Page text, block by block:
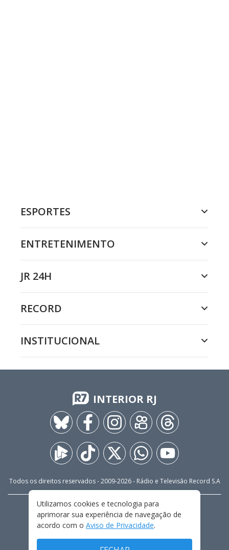
ESPORTES
ENTRETENIMENTO
JR 24H
RECORD
INSTITUCIONAL
INTERIOR RJ
Todos os direitos reservados - 2009-2026- Rádio e Televisão Record S.A
FALE CONOSCO
PRIVACIDADE
TERMOS E CONDIÇÕES DE USO
Utilizamos cookies e tecnologia para
aprimorar sua experiência de navegação de
acordo com o Aviso de Privacidade.